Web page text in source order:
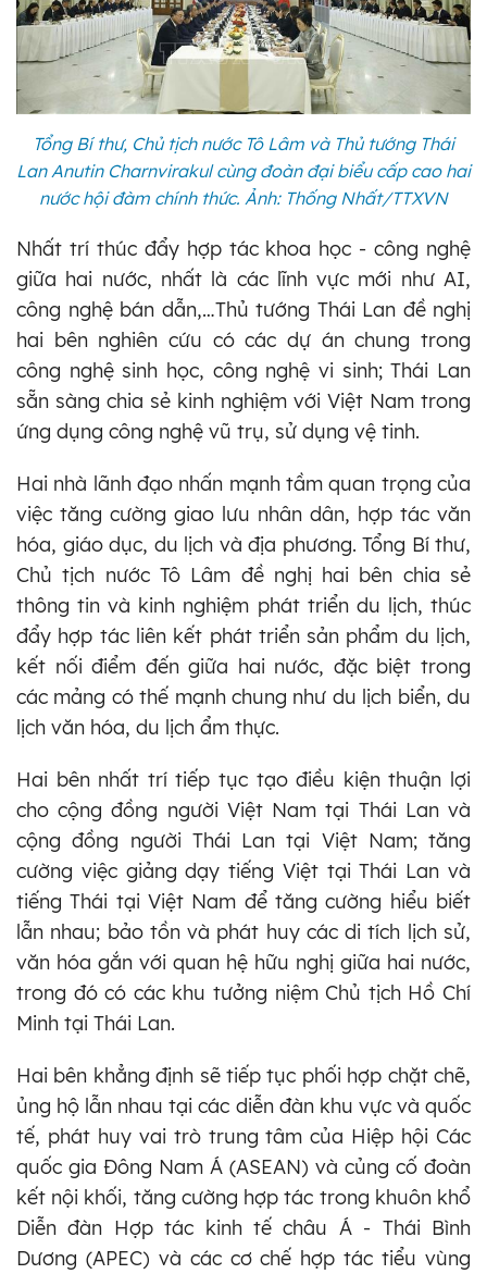
Tổng Bí thư, Chủ tịch nước Tô Lâm và Thủ tướng Thái
Lan Anutin Charnvirakul cùng đoàn đại biểu cấp cao hai
nước hội đàm chính thức. Ảnh: Thống Nhất/TTXVN
Nhất trí thúc đẩy hợp tác khoa học - công nghệ
giữa hai nước, nhất là các lĩnh vực mới như AI,
công nghệ bán dẫn,…Thủ tướng Thái Lan đề nghị
hai bên nghiên cứu có các dự án chung trong
công nghệ sinh học, công nghệ vi sinh; Thái Lan
sẵn sàng chia sẻ kinh nghiệm với Việt Nam trong
ứng dụng công nghệ vũ trụ, sử dụng vệ tinh.
Hai nhà lãnh đạo nhấn mạnh tầm quan trọng của
việc tăng cường giao lưu nhân dân, hợp tác văn
hóa, giáo dục, du lịch và địa phương. Tổng Bí thư,
Chủ tịch nước Tô Lâm đề nghị hai bên chia sẻ
thông tin và kinh nghiệm phát triển du lịch, thúc
đẩy hợp tác liên kết phát triển sản phẩm du lịch,
kết nối điểm đến giữa hai nước, đặc biệt trong
các mảng có thế mạnh chung như du lịch biển, du
lịch văn hóa, du lịch ẩm thực.
Hai bên nhất trí tiếp tục tạo điều kiện thuận lợi
cho cộng đồng người Việt Nam tại Thái Lan và
cộng đồng người Thái Lan tại Việt Nam; tăng
cường việc giảng dạy tiếng Việt tại Thái Lan và
tiếng Thái tại Việt Nam để tăng cường hiểu biết
lẫn nhau; bảo tồn và phát huy các di tích lịch sử,
văn hóa gắn với quan hệ hữu nghị giữa hai nước,
trong đó có các khu tưởng niệm Chủ tịch Hồ Chí
Minh tại Thái Lan.
Hai bên khẳng định sẽ tiếp tục phối hợp chặt chẽ,
ủng hộ lẫn nhau tại các diễn đàn khu vực và quốc
tế, phát huy vai trò trung tâm của Hiệp hội Các
quốc gia Đông Nam Á (ASEAN) và củng cố đoàn
kết nội khối, tăng cường hợp tác trong khuôn khổ
Diễn đàn Hợp tác kinh tế châu Á - Thái Bình
Dương (APEC) và các cơ chế hợp tác tiểu vùng